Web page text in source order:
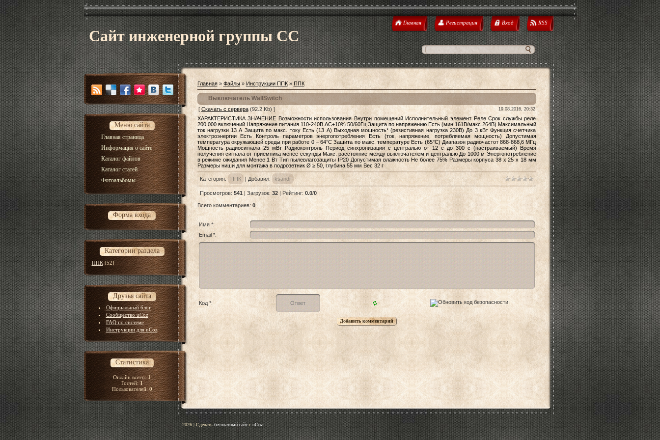
Сайт инженерной группы CC
Главная Регистрация Вход RSS
Меню сайта
Главная страница
Информация о сайте
Каталог файлов
Каталог статей
Фотоальбомы
Форма входа
Категории раздела
ППК [52]
Друзья сайта
Официальный блог
Сообщество uCoz
FAQ по системе
Инструкции для uCoz
Статистика
Онлайн всего:1
Гостей:1
Пользователей:0
Главная» Файлы» Инструкции ППК» ППК
Выключатель WallSwitch
[ Скачать с сервера(92.2 Kb) ] 19.08.2016, 20:32
ХАРАКТЕРИСТИКА ЗНАЧЕНИЕ Возможности использования Внутри помещений Исполнительный элемент Реле Срок службы реле
200 000 включений Напряжение питания 110-240В AC±10% 50/60Гц Защита по напряжению Есть (мин.161В/макс.264В) Максимальный
ток нагрузки 13 А Защита по макс. току Есть (13 А) Выходная мощность* (резистивная нагрузка 230В) До 3 кВт Функция счетчика
электроэнергии Есть Контроль параметров энергопотребления Есть (ток, напряжение, потребляемая мощность) Допустимая
температура окружающей среды при работе 0 – 64°C Защита по макс. температуре Есть (65°C) Диапазон радиочастот 868-868,6 МГц
Мощность радиосигнала 25 мВт Радиоконтроль Период синхронизации с централью от 12 с до 300 с (настраиваемый) Время
получения сигнала от приемника менее секунды Макс. расстояние между выключателем и централью До 1000 м Энергопотребление
в режиме ожидания Менее 1 Вт Тип пылевлагозащиты IP20 Допустимая влажность Не более 75% Размеры корпуса 38 х 25 х 18 мм
Размеры ниши для монтажа в подрозетник Ø ≥ 50, глубина 55 мм Вес 32 г
Категория: ППК | Добавил: ksandr
Просмотров: 541 | Загрузок: 32|Рейтинг: 0.0/0
Всего комментариев: 0
Имя *:
Email *:
Код *:
2026|Сделатьбесплатный сайтсuCoz